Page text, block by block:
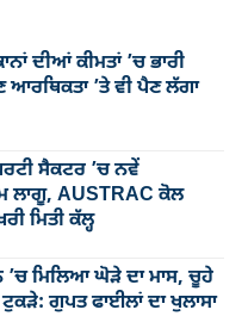
ਦੀਆਂ ਕੀਮਤਾਂ ’ਚ ਭਾਰੀ
ਆਰਥਿਕਤਾ ’ਤੇ ਵੀ ਪੈਣ ਲੱਗਾ
ਸੈਕਟਰ ’ਚ ਨਵੇਂ
ਲਾਗੂ, AUSTRAC ਕੋਲ
ਮਿਤੀ ਕੱਲ੍ਹ
ਮਿਲਿਆ ਘੋੜੇ ਦਾ ਮਾਸ, ਚੂਹੇ
ਗੁਪਤ ਫਾਈਲਾਂ ਦਾ ਖੁਲਾਸਾ